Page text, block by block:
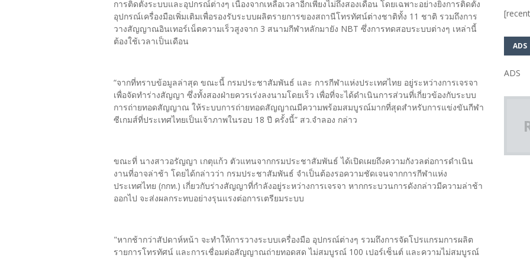
การติดตั้งระบบและอุปกรณ์ต่างๆ เนื่องจากเหลือเวลาอีกเพียงไม่ถึงสองเดือน โดยเฉพาะอย่างยิ่งการติดตั้ง
อุปกรณ์เครื่องมือเพิ่มเติมเพื่อรองรับระบบผลิตรายการของสถานีโทรทัศน์ต่างชาติทั้ง 11 ชาติ รวมถึงการ
วางสัญญาณอินเทอร์เน็ตความเร็วสูงจาก 3 สนามกีฬาหลักมายัง NBT ซึ่งการทดสอบระบบต่างๆ เหล่านี้
ต้องใช้เวลาเป็นเดือน
“จากที่ทราบข้อมูลล่าสุด ขณะนี้ กรมประชาสัมพันธ์ และ การกีฬาแห่งประเทศไทย อยู่ระหว่างการเจรจา
เพื่อจัดทำร่างสัญญา ซึ่งทั้งสองฝ่ายควรเร่งลงนามโดยเร็ว เพื่อที่จะได้ดำเนินการส่วนที่เกี่ยวข้องกับระบบ
การถ่ายทอดสัญญาณ ให้ระบบการถ่ายทอดสัญญาณมีความพร้อมสมบูรณ์มากที่สุดสำหรับการแข่งขันกีฬา
ซีเกมส์ที่ประเทศไทยเป็นเจ้าภาพในรอบ 18 ปี ครั้งนี้” สว.จำลอง กล่าว
ขณะที่ นางสาวอรัญญา เกตุแก้ว ตัวแทนจากกรมประชาสัมพันธ์ ได้เปิดเผยถึงความกังวลต่อการดำเนิน
งานที่อาจล่าช้า โดยได้กล่าวว่า กรมประชาสัมพันธ์ จำเป็นต้องรอความชัดเจนจากการกีฬาแห่ง
ประเทศไทย (กกท.) เกี่ยวกับร่างสัญญาที่กำลังอยู่ระหว่างการเจรจา หากกระบวนการดังกล่าวมีความล่าช้า
ออกไป จะส่งผลกระทบอย่างรุนแรงต่อการเตรียมระบบ
"หากช้ากว่าสัปดาห์หน้า จะทำให้การวางระบบเครื่องมือ อุปกรณ์ต่างๆ รวมถึงการจัดโปรแกรมการผลิต
รายการโทรทัศน์ และการเชื่อมต่อสัญญาณถ่ายทอดสด ไม่สมบูรณ์ 100 เปอร์เซ็นต์ และความไม่สมบูรณ์
ADS
ADS